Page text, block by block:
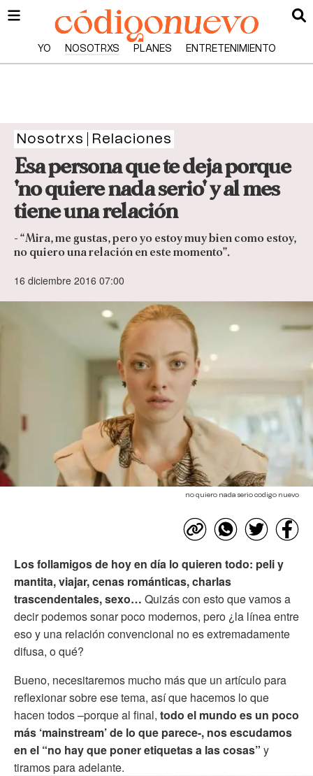
YO NOSOTRXS PLANES ENTRETENIMIENTO
Nosotrxs Relaciones
Esa persona que te deja porque
'no quiere nada serio' y al mes
tiene una relación
- “Mira, me gustas, pero yo estoy muy bien como estoy,
no quiero una relación en este momento”.
16 diciembre 2016 07:00
no quiero nada serio codigo nuevo
Los follamigos de hoy en día lo quieren todo: peli y
mantita, viajar, cenas románticas, charlas
trascendentales, sexo… Quizás con esto que vamos a
decir podemos sonar poco modernos, pero ¿la línea entre
eso y una relación convencional no es extremadamente
difusa, o qué?
Bueno, necesitaremos mucho más que un artículo para
reflexionar sobre ese tema, así que hacemos lo que
hacen todos –porque al final, todo el mundo es un poco
más ‘mainstream’ de lo que parece-, nos escudamos
en el “no hay que poner etiquetas a las cosas” y
tiramos para adelante.